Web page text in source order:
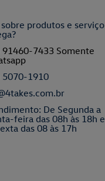
produtos e serviço
91460-7433 Somente
5070-1910
De Segunda a
feira das 08h às 18h e
das 08 às 17h